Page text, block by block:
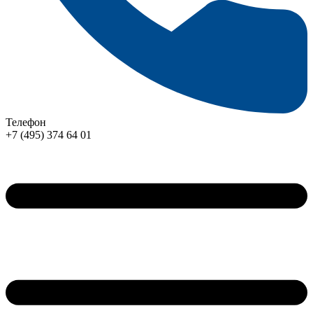
Телефон
+7 (495) 374 64 01